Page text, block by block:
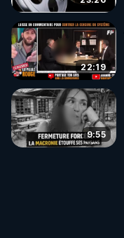
22:19
9:55